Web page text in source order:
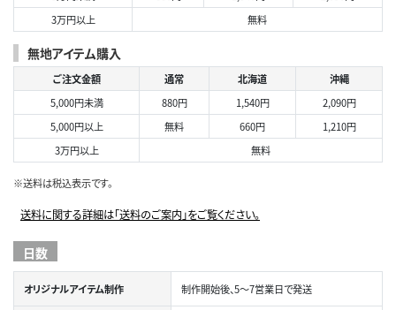
3万円以上
無料
無地アイテム購入
ご注文金額 通常 北海道
沖縄
5,000円未満
880円 1,540円
2,090円
5,000円以上
無料 660円
1,210円
3万円以上
無料
※送料は税込表示です。
送料に関する詳細は「送料のご案内」をご覧ください。
日数
オリジナルアイテム制作 制作開始後、5～7営業日で発送